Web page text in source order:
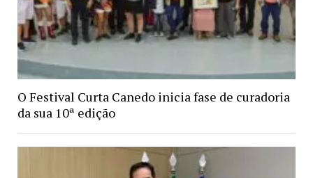
O Festival Curta Canedo inicia fase de curadoria
da sua 10ª edição